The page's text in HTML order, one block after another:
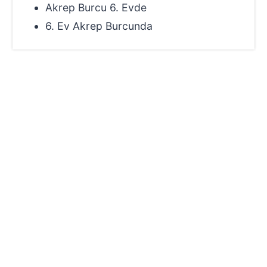
Akrep Burcu 6. Evde
6. Ev Akrep Burcunda